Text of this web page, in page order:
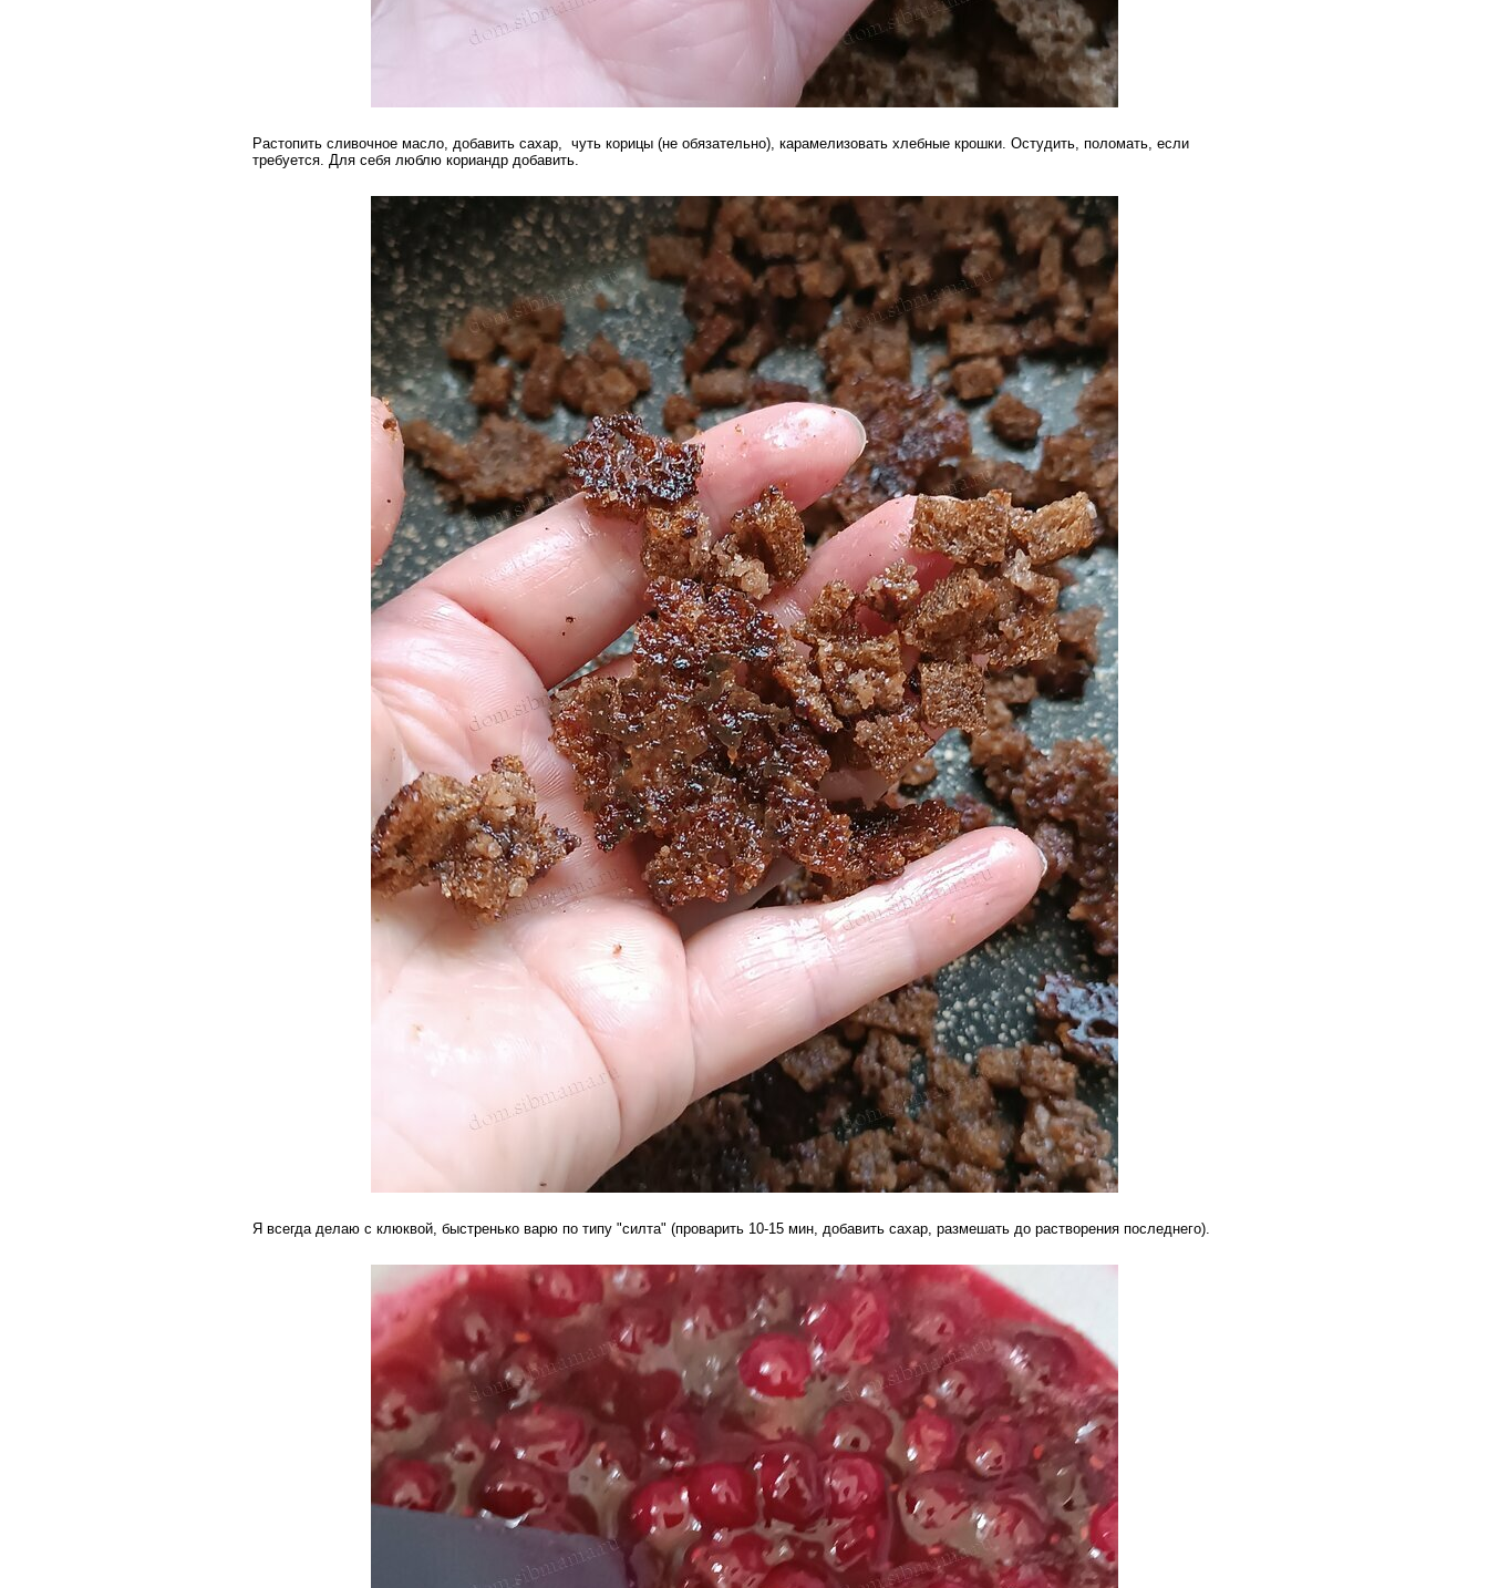
Растопить сливочное масло, добавить сахар, чуть корицы (не обязательно), карамелизовать хлебные крошки. Остудить, поломать, если
требуется. Для себя люблю кориандр добавить.
Я всегда делаю с клюквой, быстренько варю по типу "силта" (проварить 10-15 мин, добавить сахар, размешать до растворения последнего).